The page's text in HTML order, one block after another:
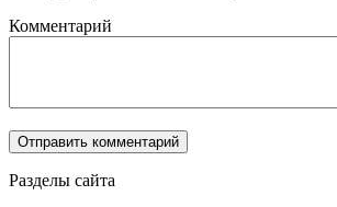
Комментарий
Разделы сайта